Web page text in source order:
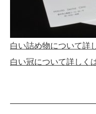
白い詰め物について詳
白い冠について詳しく